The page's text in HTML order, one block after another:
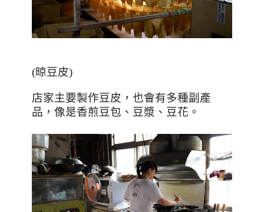
(晾豆皮)
店家主要製作豆皮，也會有多種副產
品，像是香煎豆包、豆漿、豆花。